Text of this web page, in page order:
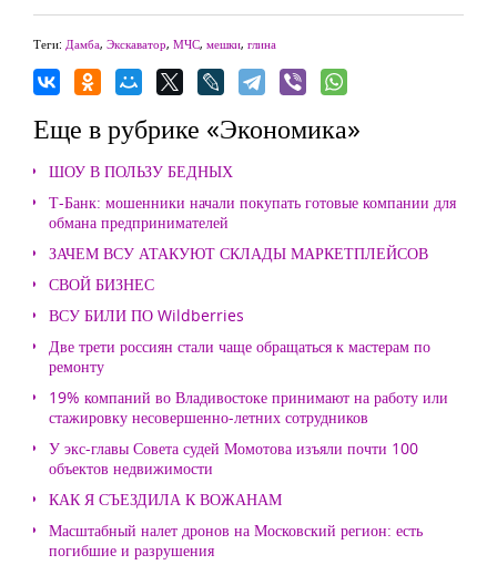
Теги: Дамба, Экскаватор, МЧС, мешки, глина
Еще в рубрике «Экономика»
ШОУ В ПОЛЬЗУ БЕДНЫХ
Т-Банк: мошенники начали покупать готовые компании для
обмана предпринимателей
ЗАЧЕМ ВСУ АТАКУЮТ СКЛАДЫ МАРКЕТПЛЕЙСОВ
СВОЙ БИЗНЕС
ВСУ БИЛИ ПО Wildberries
Две трети россиян стали чаще обращаться к мастерам по
ремонту
19% компаний во Владивостоке принимают на работу или
стажировку несовершенно-летних сотрудников
У экс-главы Совета судей Момотова изъяли почти 100
объектов недвижимости
КАК Я СЪЕЗДИЛА К ВОЖАНАМ
Масштабный налет дронов на Московский регион: есть
погибшие и разрушения